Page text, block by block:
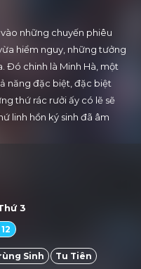
những chuyến phiêu
hiểm nguy, những tưởng
Đó chinh là Minh Hà, một
năng đặc biệt, đặc biệt
thứ rác rưởi ấy có lẽ sẽ
linh hồn ký sinh đã âm
3
Sinh
Tu Tiên